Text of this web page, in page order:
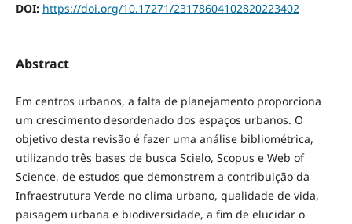
DOI: https://doi.org/10.17271/23178604102820223402
Abstract
Em centros urbanos, a falta de planejamento proporciona
um crescimento desordenado dos espaços urbanos. O
objetivo desta revisão é fazer uma análise bibliométrica,
utilizando três bases de busca Scielo, Scopus e Web of
Science, de estudos que demonstrem a contribuição da
Infraestrutura Verde no clima urbano, qualidade de vida,
paisagem urbana e biodiversidade, a fim de elucidar o